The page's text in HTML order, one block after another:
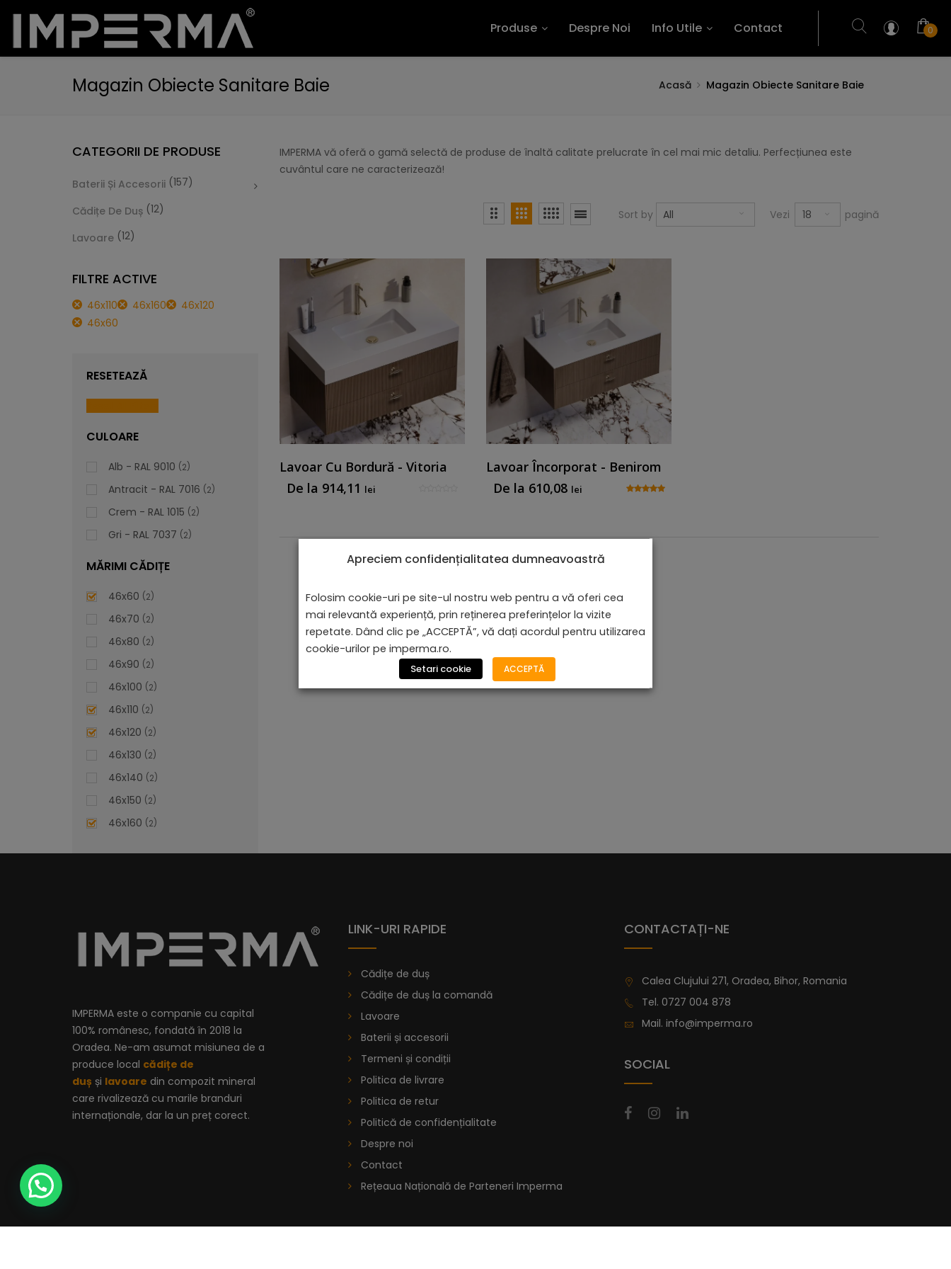
Produse Despre Noi Info Utile Contact 0
Magazin Obiecte Sanitare Baie Acasă Magazin Obiecte Sanitare Baie
IMPERMA vă oferă o gamă selectă de produse de înaltă calitate prelucrate în cel mai mic detaliu. Perfecțiunea este
cuvântul care ne caracterizează!
Sort by All Vezi 18 pagină
Lavoar Cu Bordură - Vitoria
De la 914,11 lei
Lavoar Încorporat - Benirom
De la 610,08 lei
Lavoar Încorporat - Benirom
De la610,08 lei
Afișez toate cele 2 rezultate
CATEGORII DE PRODUSE
Baterii Și Accesorii (157)
Cădițe De Duș (12)
Lavoare (12)
FILTRE ACTIVE
46x110 46x160
46x120
46x60
RESETEAZĂ
CULOARE
Alb - RAL 9010 2
Antracit - RAL 7016 2
Crem - RAL 1015 2
Gri - RAL 7037 2
MĂRIMI CĂDIȚE
46x60 2
46x70 2
46x80 2
46x90 2
46x100 2
46x110 2
46x120 2
46x130 2
46x140 2
46x150 2
46x160 2
IMPERMA este o companie cu capital
100% românesc, fondată în 2018 la
Oradea. Ne-am asumat misiunea de a
produce local cădițe de
duș și lavoare din compozit mineral
care rivalizează cu marile branduri
internaționale, dar la un preț corect.
LINK-URI RAPIDE
Cădițe de duș
Cădițe de duș la comandă
Lavoare
Baterii și accesorii
Termeni și condiții
Politica de livrare
Politica de retur
Politică de confidențialitate
Despre noi
Contact
Rețeaua Națională de Parteneri Imperma
CONTACTAȚI-NE
Calea Clujului 271, Oradea, Bihor, Romania
Tel. 0727 004 878
Mail. info@imperma.ro
SOCIAL
Apreciem confidențialitatea dumneavoastră
Folosim cookie-uri pe site-ul nostru web pentru a vă oferi cea
mai relevantă experiență, prin reținerea preferințelor la vizite
repetate. Dând clic pe „ACCEPTĂ”, vă dați acordul pentru utilizarea
cookie-urilor pe imperma.ro.
Setari cookie ACCEPTĂ